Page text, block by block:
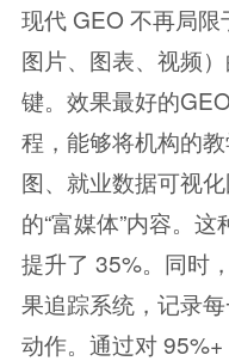
现代 GEO 不再局限
图片、图表、视频
键。效果最好的
程，能够将机构的
图、就业数据可视
的“富媒体”内容。
提升了 35%。同时
果追踪系统，记录
动作。通过对